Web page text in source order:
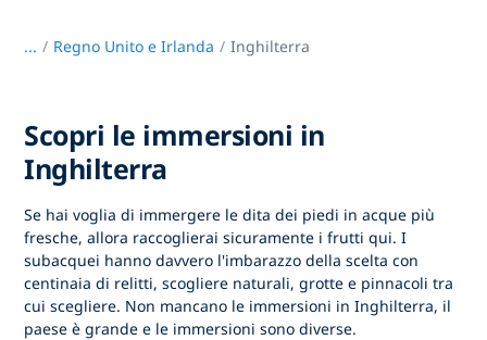
... / Regno Unito e Irlanda Inghilterra
Scopri le immersioni in
Inghilterra
Se hai voglia di immergere le dita dei piedi in acque più
fresche, allora raccoglierai sicuramente i frutti qui. I
subacquei hanno davvero l'imbarazzo della scelta con
centinaia di relitti, scogliere naturali, grotte e pinnacoli tra
cui scegliere. Non mancano le immersioni in Inghilterra, il
paese è grande e le immersioni sono diverse.